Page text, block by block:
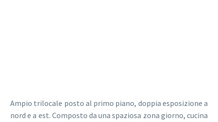
Ampio trilocale posto al primo piano, doppia esposizione a
nord e a est. Composto da una spaziosa zona giorno, cucina